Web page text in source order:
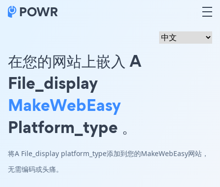
在您的网站上嵌入 A
File_display
MakeWebEasy
Platform_type 。
将A File_display platform_type添加到您的MakeWebEasy网站，
无需编码或头痛。